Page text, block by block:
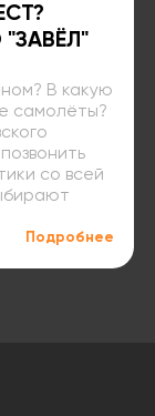
В какую
самолёты?
со всей
Подробнее